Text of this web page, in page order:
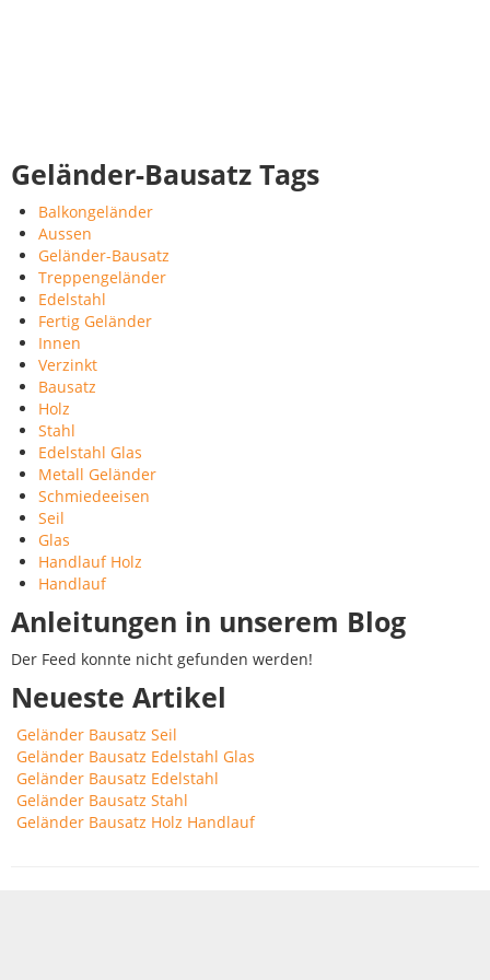
Geländer-Bausatz Tags
Balkongeländer
Aussen
Geländer-Bausatz
Treppengeländer
Edelstahl
Fertig Geländer
Innen
Verzinkt
Bausatz
Holz
Stahl
Edelstahl Glas
Metall Geländer
Schmiedeeisen
Seil
Glas
Handlauf Holz
Handlauf
Anleitungen in unserem Blog
Der Feed konnte nicht gefunden werden!
Neueste Artikel
Geländer Bausatz Seil
Geländer Bausatz Edelstahl Glas
Geländer Bausatz Edelstahl
Geländer Bausatz Stahl
Geländer Bausatz Holz Handlauf